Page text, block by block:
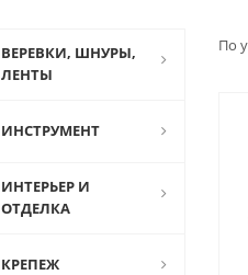
По
ВЕРЕВКИ, ШНУРЫ,
ЛЕНТЫ
ИНСТРУМЕНТ
ИНТЕРЬЕР И
ОТДЕЛКА
КРЕПЕЖ